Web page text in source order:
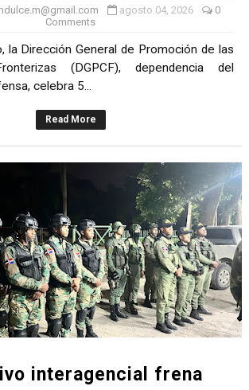
agosto 04, 2026
0
Comments
la Dirección General de Promoción de las
(DGPCF), dependencia del
celebra 5...
Read More
interagencial frena